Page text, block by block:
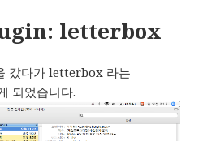
letterbox
갔다가 letterbox 라는
되었습니다.